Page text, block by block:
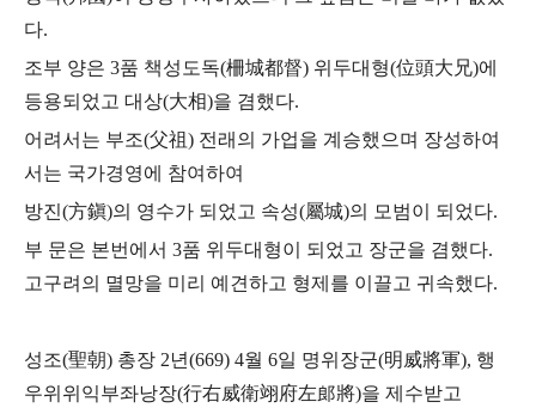
다.
조부 양은 3품 책성도독(柵城都督) 위두대형(位頭大兄)에
등용되었고 대상(大相)을 겸했다.
어려서는 부조(父祖) 전래의 가업을 계승했으며 장성하여
서는 국가경영에 참여하여
방진(方鎭)의 영수가 되었고 속성(屬城)의 모범이 되었다.
부 문은 본번에서 3품 위두대형이 되었고 장군을 겸했다.
고구려의 멸망을 미리 예견하고 형제를 이끌고 귀속했다.
성조(聖朝) 총장 2년(669) 4월 6일 명위장군(明威將軍), 행
우위위익부좌낭장(行右威衛翊府左郎將)을 제수받고